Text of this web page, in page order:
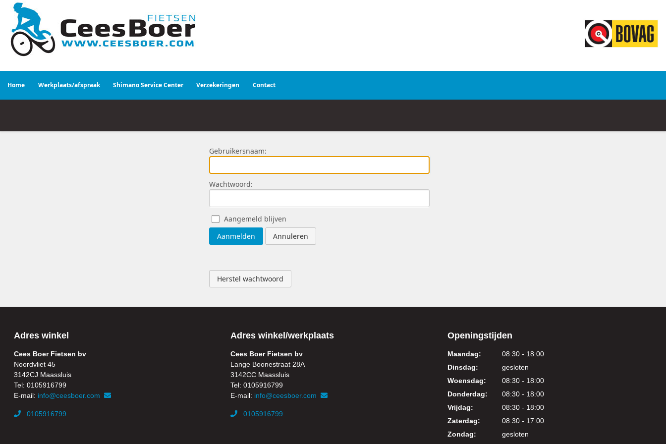
Home Werkplaats/afspraak Shimano Service Center Verzekeringen Contact
Gebruikersnaam:
Wachtwoord:
Aangemeld blijven
Aanmelden
Annuleren
Herstel wachtwoord
Adres winkel
Cees Boer Fietsen bv
Noordvliet 45
3142CJ Maassluis
Tel: 0105916799
E-mail: info@ceesboer.com
0105916799
Adres winkel/werkplaats
Cees Boer Fietsen bv
Lange Boonestraat 28A
3142CC Maassluis
Tel: 0105916799
E-mail: info@ceesboer.com
0105916799
Openingstijden
Maandag:
08:30 - 18:00
Dinsdag:
gesloten
Woensdag:
08:30 - 18:00
Donderdag:
08:30 - 18:00
Vrijdag:
08:30 - 18:00
Zaterdag:
08:30 - 17:00
Zondag:
gesloten